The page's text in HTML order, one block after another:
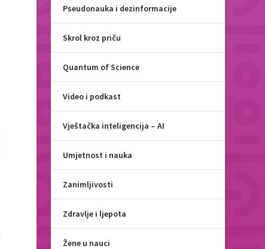
Pseudonauka i dezinformacije
Skrol kroz priču
Quantum of Science
Video i podkast
Vještačka inteligencija – AI
Umjetnost i nauka
Zanimljivosti
Zdravlje i ljepota
Žene u nauci